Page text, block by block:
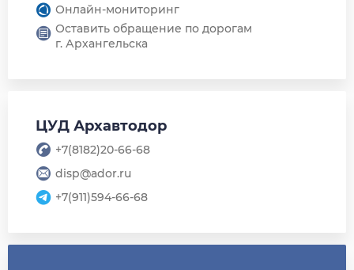
Онлайн-мониторинг
Оставить обращение по дорогам
г. Архангельска
ЦУД Архавтодор
+7(8182)20-66-68
disp@ador.ru
+7(911)594-66-68